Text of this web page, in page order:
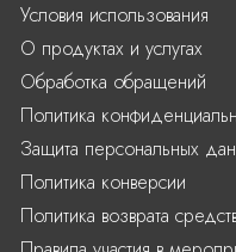
Условия использования
О продуктах и услугах
Обработка обращений
Политика
Защита персональных
Политика конверсии
Политика возврата